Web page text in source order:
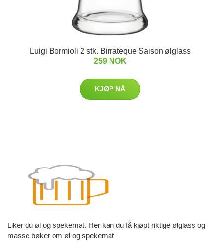
Luigi Bormioli 2 stk. Birrateque Saison ølglass
259 NOK
KJØP NÅ
Liker du øl og spekemat. Her kan du få kjøpt riktige ølglass og
masse bøker om øl og spekemat